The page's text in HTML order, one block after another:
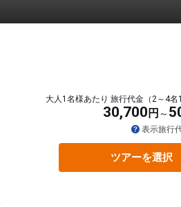
大人1名様あたり 旅行代金（2～4名
30,700 円
表示旅行
ツアーを選択